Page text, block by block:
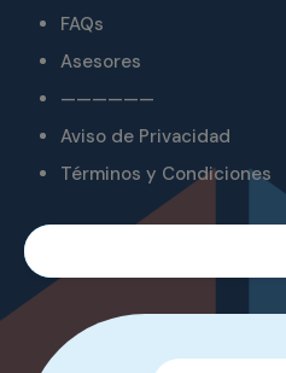
FAQs
Asesores
——————
Aviso de Privacidad
Términos y Condiciones